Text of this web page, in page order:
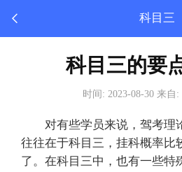
科目三
科目三的要
时间: 2023-08-30 来自
对有些学员来说，驾考理
往往在于科目三 ，挂科概率比
了。在科目三中，也有一些特